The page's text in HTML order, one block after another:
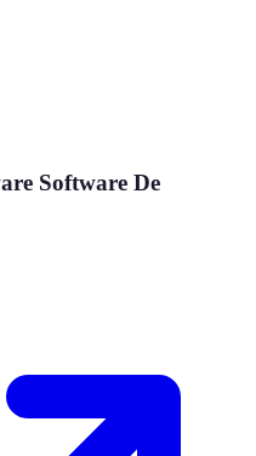
Software De